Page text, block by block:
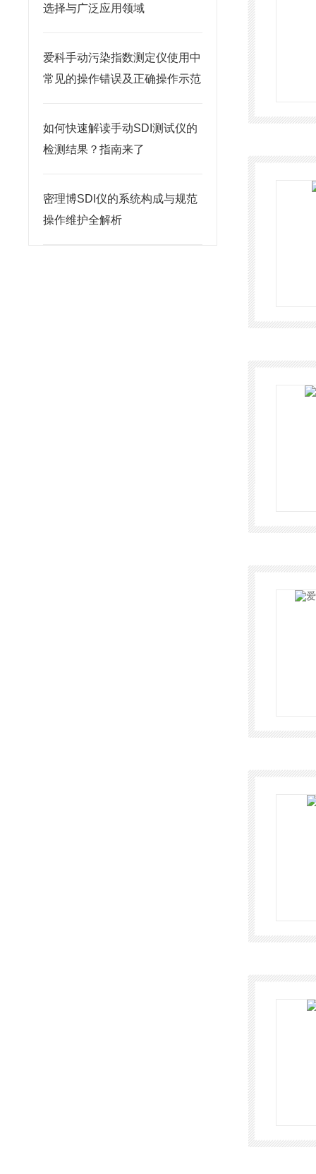
选择与广泛应用领域
爱科手动污染指数测定仪使用中
常见的操作错误及正确操作示范
如何快速解读手动SDI测试仪的
检测结果？指南来了
密理博SDI仪的系统构成与规范
操作维护全解析